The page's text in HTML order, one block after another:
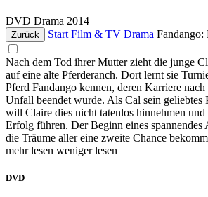
DVD Drama 2014
Zurück Start Film & TV Drama Fandango:
Nach dem Tod ihrer Mutter zieht die junge
auf eine alte Pferderanch. Dort lernt sie
Pferd Fandango kennen, deren Karriere nach
Unfall beendet wurde. Als Cal sein geliebtes
will Claire dies nicht tatenlos hinnehmen
Erfolg führen. Der Beginn eines spannendes
die Träume aller eine zweite Chance
mehr lesen weniger lesen
DVD